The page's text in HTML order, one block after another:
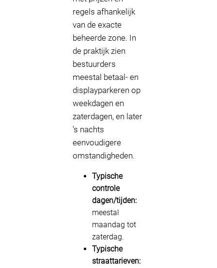
regels afhankelijk
van de exacte
beheerde zone. In
de praktijk zien
bestuurders
meestal betaal- en
displayparkeren op
weekdagen en
zaterdagen, en later
’s nachts
eenvoudigere
omstandigheden.
Typische
controle
dagen/tijden:
meestal
maandag tot
zaterdag.
Typische
straattarieven: